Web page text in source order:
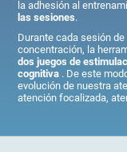
la adhesión al
las sesiones.
Durante cada sesión
concentración, la
dos juegos de
cognitiva . De este
evolución de nuestra
atención focalizada,